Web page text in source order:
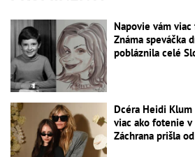
Napovie vám
Známa speváčka
pobláznila celé
Dcéra Heidi
viac ako fotenie
Záchrana prišla